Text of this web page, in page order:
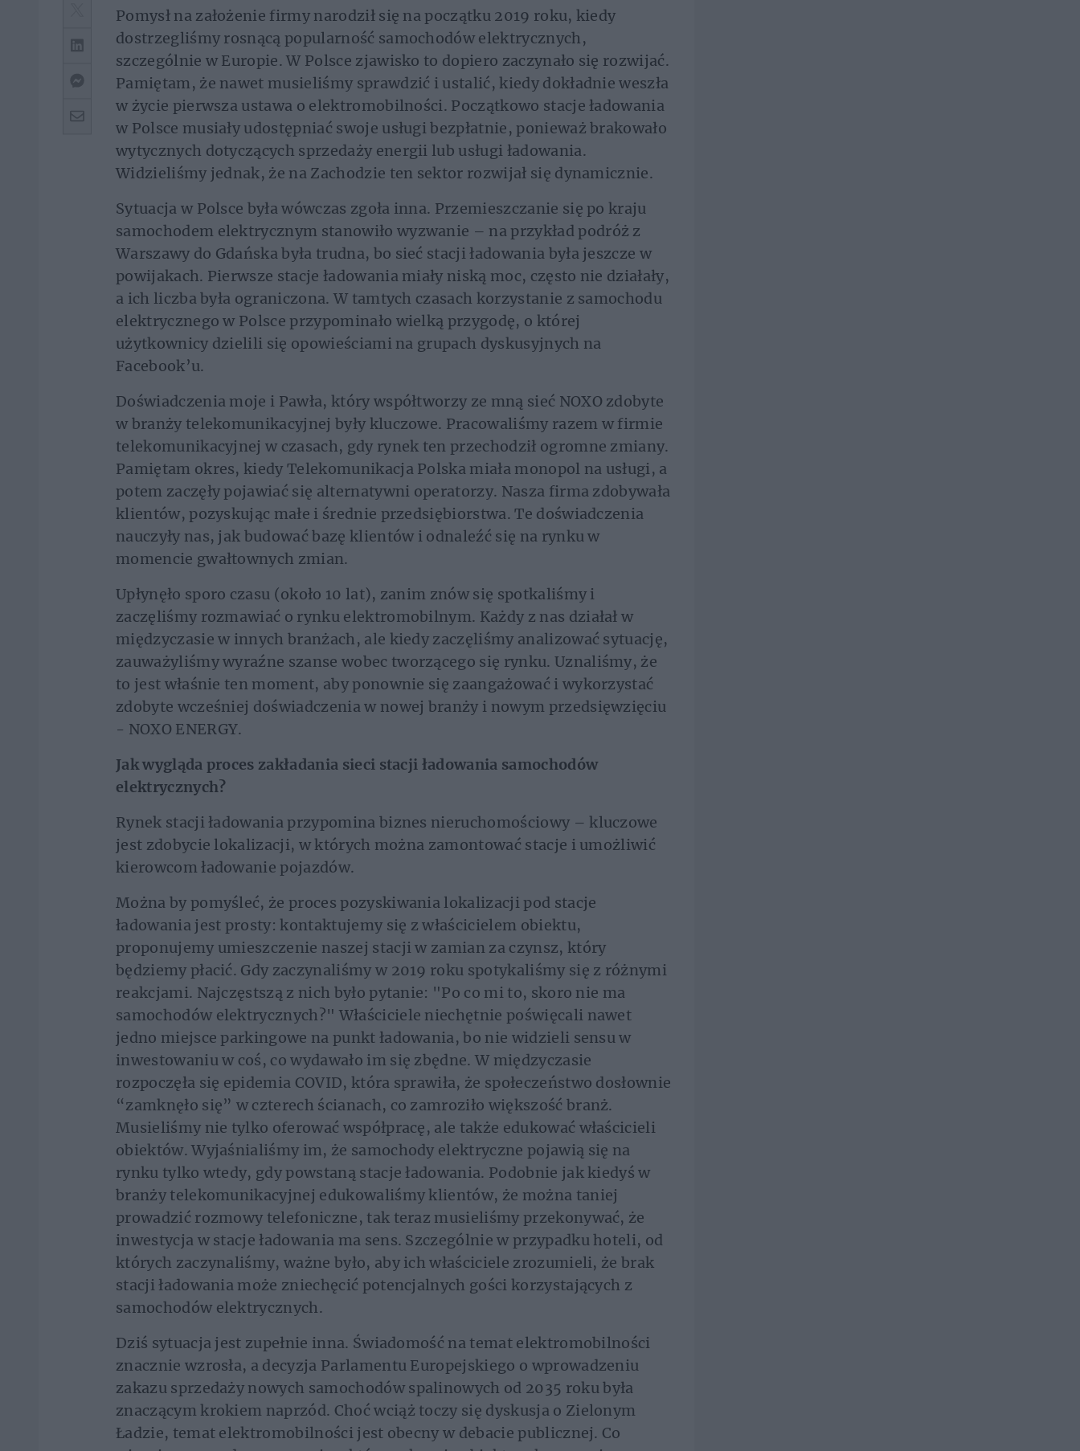
Pomysł na założenie firmy narodził się na początku 2019 roku, kiedy
dostrzegliśmy rosnącą popularność samochodów elektrycznych,
szczególnie w Europie. W Polsce zjawisko to dopiero zaczynało się rozwijać.
Pamiętam, że nawet musieliśmy sprawdzić i ustalić, kiedy dokładnie weszła
w życie pierwsza ustawa o elektromobilności. Początkowo stacje ładowania
w Polsce musiały udostępniać swoje usługi bezpłatnie, ponieważ brakowało
wytycznych dotyczących sprzedaży energii lub usługi ładowania.
Widzieliśmy jednak, że na Zachodzie ten sektor rozwijał się dynamicznie.
Sytuacja w Polsce była wówczas zgoła inna. Przemieszczanie się po kraju
samochodem elektrycznym stanowiło wyzwanie – na przykład podróż z
Warszawy do Gdańska była trudna, bo sieć stacji ładowania była jeszcze w
powijakach. Pierwsze stacje ładowania miały niską moc, często nie działały,
a ich liczba była ograniczona. W tamtych czasach korzystanie z samochodu
elektrycznego w Polsce przypominało wielką przygodę, o której
użytkownicy dzielili się opowieściami na grupach dyskusyjnych na
Facebook’u.
Doświadczenia moje i Pawła, który współtworzy ze mną sieć NOXO zdobyte
w branży telekomunikacyjnej były kluczowe. Pracowaliśmy razem w firmie
telekomunikacyjnej w czasach, gdy rynek ten przechodził ogromne zmiany.
Pamiętam okres, kiedy Telekomunikacja Polska miała monopol na usługi, a
potem zaczęły pojawiać się alternatywni operatorzy. Nasza firma zdobywała
klientów, pozyskując małe i średnie przedsiębiorstwa. Te doświadczenia
nauczyły nas, jak budować bazę klientów i odnaleźć się na rynku w
momencie gwałtownych zmian.
Upłynęło sporo czasu (około 10 lat), zanim znów się spotkaliśmy i
zaczęliśmy rozmawiać o rynku elektromobilnym. Każdy z nas działał w
międzyczasie w innych branżach, ale kiedy zaczęliśmy analizować sytuację,
zauważyliśmy wyraźne szanse wobec tworzącego się rynku. Uznaliśmy, że
to jest właśnie ten moment, aby ponownie się zaangażować i wykorzystać
zdobyte wcześniej doświadczenia w nowej branży i nowym przedsięwzięciu
- NOXO ENERGY.
Jak wygląda proces zakładania sieci stacji ładowania samochodów
elektrycznych?
Rynek stacji ładowania przypomina biznes nieruchomościowy – kluczowe
jest zdobycie lokalizacji, w których można zamontować stacje i umożliwić
kierowcom ładowanie pojazdów.
Można by pomyśleć, że proces pozyskiwania lokalizacji pod stacje
ładowania jest prosty: kontaktujemy się z właścicielem obiektu,
proponujemy umieszczenie naszej stacji w zamian za czynsz, który
będziemy płacić. Gdy zaczynaliśmy w 2019 roku spotykaliśmy się z różnymi
reakcjami. Najczęstszą z nich było pytanie: "Po co mi to, skoro nie ma
samochodów elektrycznych?" Właściciele niechętnie poświęcali nawet
jedno miejsce parkingowe na punkt ładowania, bo nie widzieli sensu w
inwestowaniu w coś, co wydawało im się zbędne. W międzyczasie
rozpoczęła się epidemia COVID, która sprawiła, że społeczeństwo dosłownie
“zamknęło się” w czterech ścianach, co zamroziło większość branż.
Musieliśmy nie tylko oferować współpracę, ale także edukować właścicieli
obiektów. Wyjaśnialiśmy im, że samochody elektryczne pojawią się na
rynku tylko wtedy, gdy powstaną stacje ładowania. Podobnie jak kiedyś w
branży telekomunikacyjnej edukowaliśmy klientów, że można taniej
prowadzić rozmowy telefoniczne, tak teraz musieliśmy przekonywać, że
inwestycja w stacje ładowania ma sens. Szczególnie w przypadku hoteli, od
których zaczynaliśmy, ważne było, aby ich właściciele zrozumieli, że brak
stacji ładowania może zniechęcić potencjalnych gości korzystających z
samochodów elektrycznych.
Dziś sytuacja jest zupełnie inna. Świadomość na temat elektromobilności
znacznie wzrosła, a decyzja Parlamentu Europejskiego o wprowadzeniu
zakazu sprzedaży nowych samochodów spalinowych od 2035 roku była
znaczącym krokiem naprzód. Choć wciąż toczy się dyskusja o Zielonym
Ładzie, temat elektromobilności jest obecny w debacie publicznej. Co